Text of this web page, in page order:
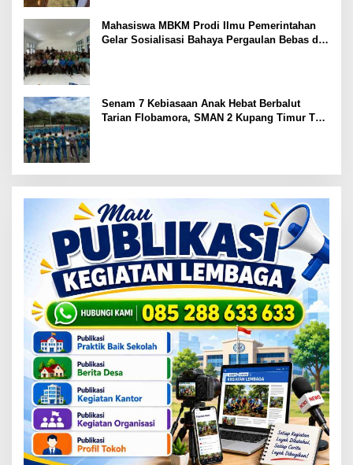
Mahasiswa MBKM Prodi Ilmu Pemerintahan
Gelar Sosialisasi Bahaya Pergaulan Bebas di
Senam 7 Kebiasaan Anak Hebat Berbalut
Tarian Flobamora, SMAN 2 Kupang Timur Tuai